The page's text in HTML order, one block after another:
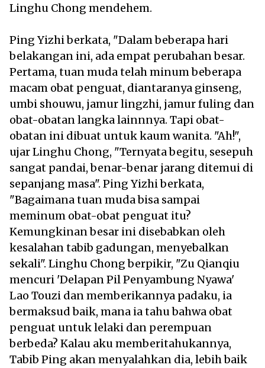
Linghu Chong mendehem.
Ping Yizhi berkata, "Dalam beberapa hari
belakangan ini, ada empat perubahan besar.
Pertama, tuan muda telah minum beberapa
macam obat penguat, diantaranya ginseng,
umbi shouwu, jamur lingzhi, jamur fuling dan
obat-obatan langka lainnnya. Tapi obat-
obatan ini dibuat untuk kaum wanita. "Ah!",
ujar Linghu Chong, "Ternyata begitu, sesepuh
sangat pandai, benar-benar jarang ditemui di
sepanjang masa". Ping Yizhi berkata,
"Bagaimana tuan muda bisa sampai
meminum obat-obat penguat itu?
Kemungkinan besar ini disebabkan oleh
kesalahan tabib gadungan, menyebalkan
sekali". Linghu Chong berpikir, "Zu Qianqiu
mencuri 'Delapan Pil Penyambung Nyawa'
Lao Touzi dan memberikannya padaku, ia
bermaksud baik, mana ia tahu bahwa obat
penguat untuk lelaki dan perempuan
berbeda? Kalau aku memberitahukannya,
Tabib Ping akan menyalahkan dia, lebih baik